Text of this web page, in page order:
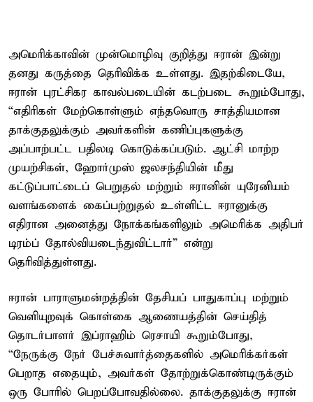
அமெரிக்காவின் முன்மொழிவு குறித்து ஈரான் இன்று
தனது கருத்தை தெரிவிக்க உள்ளது. இதற்கிடையே,
ஈரான் புரட்சிகர காவல்படையின் கடற்படை கூறும்போது,
“எதிரிகள் மேற்கொள்ளும் எந்தவொரு சாத்தியமான
தாக்குதலுக்கும் அவர்களின் கணிப்புகளுக்கு
அப்பாற்பட்ட பதிலடி கொடுக்கப்படும். ஆட்சி மாற்ற
முயற்சிகள், ஹோர்முஸ் ஜலசந்தியின் மீது
கட்டுப்பாட்டைப் பெறுதல் மற்றும் ஈரானின் யுரேனியம்
வளங்களைக் கைப்பற்றுதல் உள்ளிட்ட ஈரானுக்கு
எதிரான அனைத்து நோக்கங்களிலும் அமெரிக்க அதிபர்
டிரம்ப் தோல்வியடைந்துவிட்டார்” என்று
தெரிவித்துள்ளது.
ஈரான் பாராளுமன்றத்தின் தேசியப் பாதுகாப்பு மற்றும்
வெளியுறவுக் கொள்கை ஆணையத்தின் செய்தித்
தொடர்பாளர் இப்ராஹிம் ரெசாயி கூறும்போது,
“நேருக்கு நேர் பேச்சுவார்த்தைகளில் அமெரிக்கர்கள்
பெறாத எதையும், அவர்கள் தோற்றுக்கொண்டிருக்கும்
ஒரு போரில் பெறப்போவதில்லை. தாக்குதலுக்கு ஈரான்